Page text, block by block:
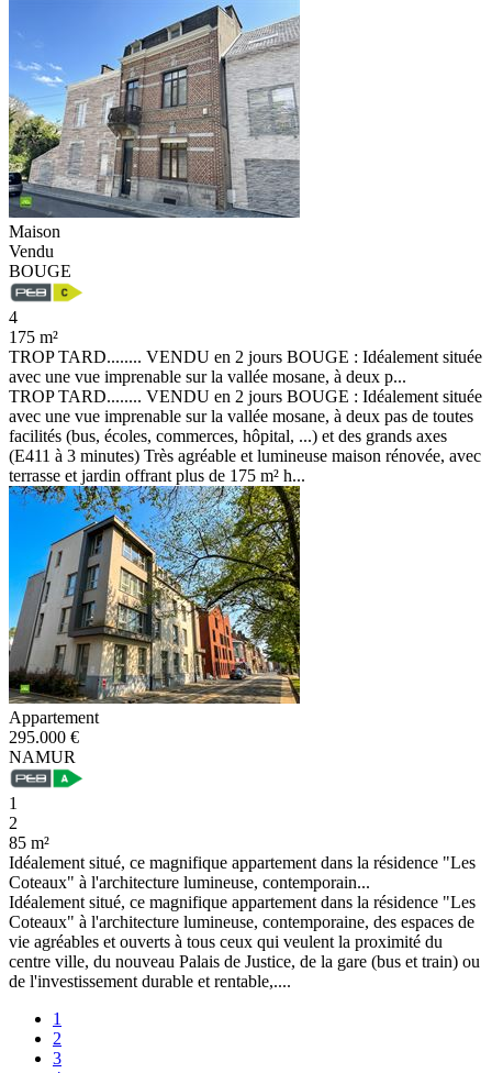
Maison
Vendu
BOUGE
4
175 m²
TROP TARD........ VENDU en 2 jours BOUGE : Idéalement située
avec une vue imprenable sur la vallée mosane, à deux p...
TROP TARD........ VENDU en 2 jours BOUGE : Idéalement située
avec une vue imprenable sur la vallée mosane, à deux pas de toutes
facilités (bus, écoles, commerces, hôpital, ...) et des grands axes
(E411 à 3 minutes) Très agréable et lumineuse maison rénovée, avec
terrasse et jardin offrant plus de 175 m² h...
Appartement
295.000 €
NAMUR
1
2
85 m²
Idéalement situé, ce magnifique appartement dans la résidence "Les
Coteaux" à l'architecture lumineuse, contemporain...
Idéalement situé, ce magnifique appartement dans la résidence "Les
Coteaux" à l'architecture lumineuse, contemporaine, des espaces de
vie agréables et ouverts à tous ceux qui veulent la proximité du
centre ville, du nouveau Palais de Justice, de la gare (bus et train) ou
de l'investissement durable et rentable,....
1
2
3